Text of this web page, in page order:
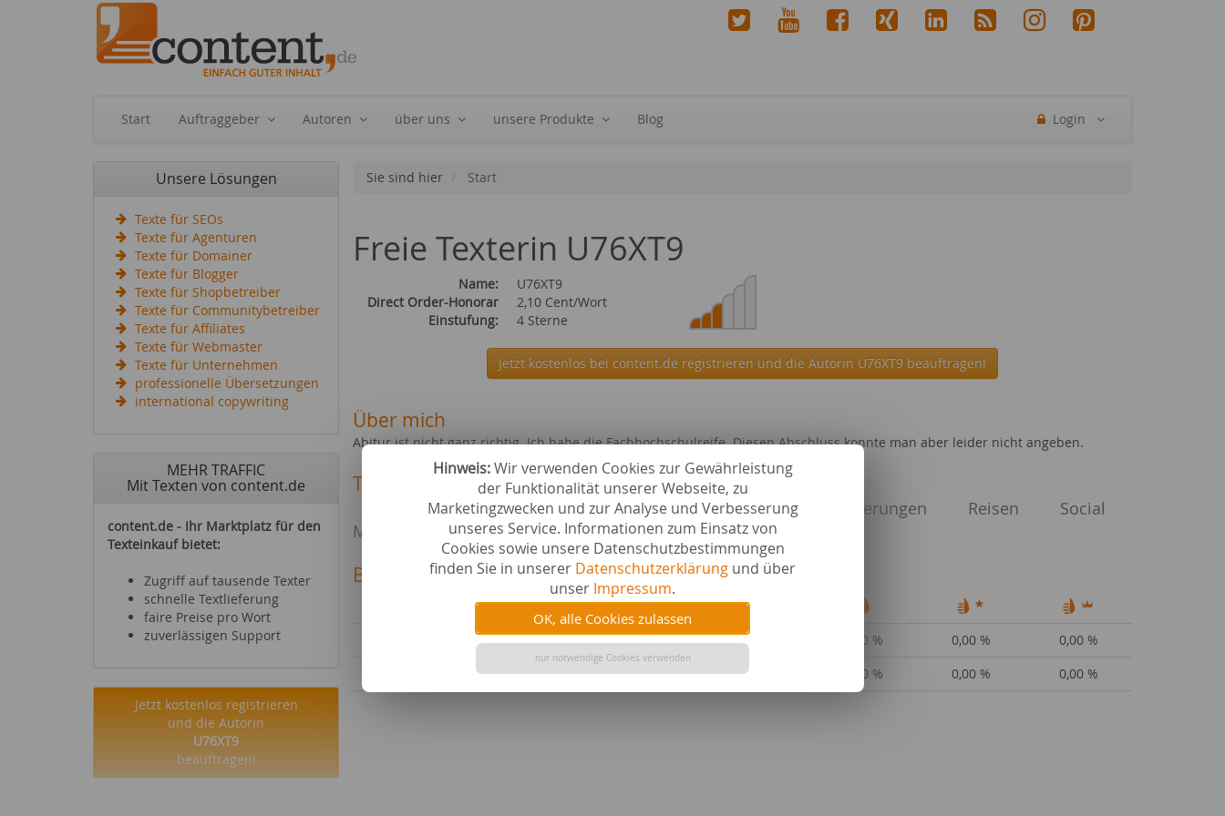
Hinweis:Wir verwenden Cookies zur Gewährleistung
der Funktionalität unserer Webseite, zu
Marketingzwecken und zur Analyse und Verbesserung
unseres Service. Informationen zum Einsatz von
Cookies sowie unsere Datenschutzbestimmungen
finden Sie in unserer Datenschutzerklärung und über
unser Impressum.
OK, alle Cookies zulassen
nur notwendige Cookies verwenden
Start Auftraggeber Autoren über uns unsere Produkte Blog Login
Unsere Lösungen
Texte für SEOs
Texte für Agenturen
Texte für Domainer
Texte für Blogger
Texte für Shopbetreiber
Texte für Communitybetreiber
Texte für Affiliates
Texte für Webmaster
Texte für Unternehmen
professionelle Übersetzungen
international copywriting
MEHR TRAFFIC
Mit Texten von content.de
content.de - Ihr Marktplatz für den
Texteinkauf bietet:
Zugriff auf tausende Texter
schnelle Textlieferung
faire Preise pro Wort
zuverlässigen Support
Jetzt kostenlos registrieren
und die Autorin
U76XT9
beauftragen!
Sie sind hier Start
Freie Texterin U76XT9
Name:
U76XT9
Direct Order-Honorar
2,10 Cent/Wort
Einstufung:
4 Sterne
Jetzt kostenlos bei content.de registrieren und die Autorin U76XT9 beauftragen!
Über mich
Abitur ist nicht ganz richtig. Ich habe die Fachhochschulreife. Diesen Abschluss konnte man aber leider nicht angeben.
Texte verfasst zu
Computer/ Software Wirtschaft / Finanzen / Versicherungen Reisen
Social
Media / Blogbeiträge
Bewertungen
Zufriedenheit mit
Text 0,00 % 0,00 % 0,00 % 0,00 %
0,00 %
Zusammenarbeit
0,00 % 0,00 % 0,00 % 0,00 % 0,00 %